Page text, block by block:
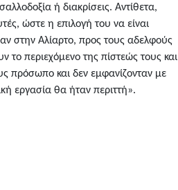
ή διακρίσεις. Αντίθετα,
ώστε η επιλογή του να είναι
στην Αλίαρτο, προς τους αδελφούς
το περιεχόμενο της πίστεώς τους και
πρόσωπο και δεν εμφανίζονταν με
εργασία θα ήταν περιττή».